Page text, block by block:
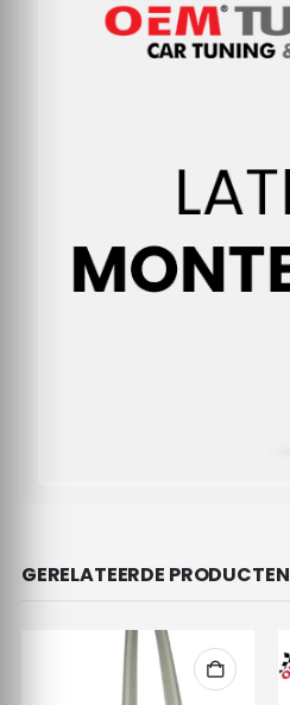
GERELATEERDE PRODUCTEN